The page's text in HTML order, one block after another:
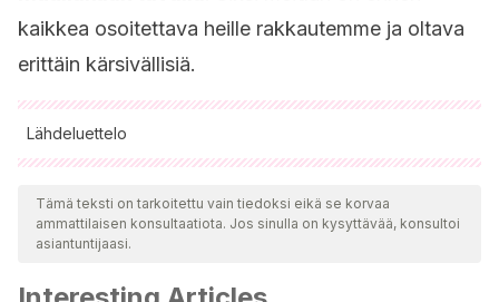
kaikkea osoitettava heille rakkautemme ja oltava
erittäin kärsivällisiä.
Lähdeluettelo
Kaikki lainatut lähteet tarkistettiin perusteellisesti tiimimme
toimesta varmistaaksemme niiden laadun, luotettavuuden,
ajantasaisuuden ja pätevyyden. Tämän artikkelin bibliografia
Leal, P., & Contreras, A. (1998). La baja tolerancia a la
Tämä teksti on tarkoitettu vain tiedoksi eikä se korvaa
ammattilaisen konsultaatiota. Jos sinulla on kysyttävää, konsultoi
asiantuntijaasi.